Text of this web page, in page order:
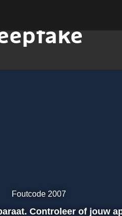
Foutcode 2007
Controleer of jouw